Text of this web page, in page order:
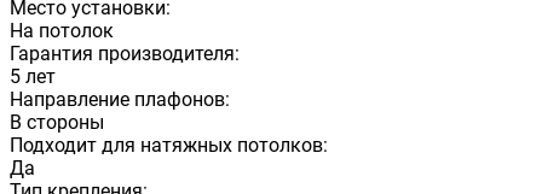
Место установки:
На потолок
Гарантия производителя:
5 лет
Направление плафонов:
В стороны
Подходит для натяжных потолков:
Да